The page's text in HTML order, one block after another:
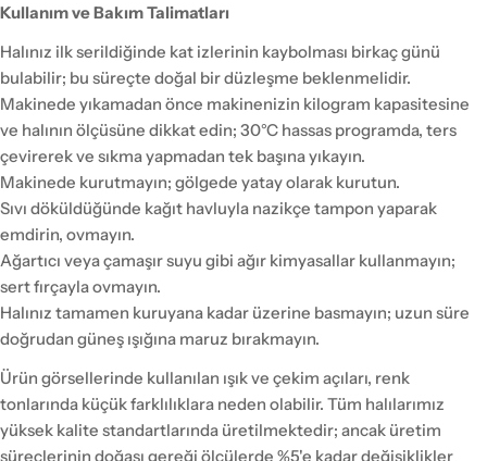
Kullanım ve Bakım Talimatları
Halınız ilk serildiğinde kat izlerinin kaybolması birkaç günü
bulabilir; bu süreçte doğal bir düzleşme beklenmelidir.
Makinede yıkamadan önce makinenizin kilogram kapasitesine
ve halının ölçüsüne dikkat edin; 30°C hassas programda, ters
çevirerek ve sıkma yapmadan tek başına yıkayın.
Makinede kurutmayın; gölgede yatay olarak kurutun.
Sıvı döküldüğünde kağıt havluyla nazikçe tampon yaparak
emdirin, ovmayın.
Ağartıcı veya çamaşır suyu gibi ağır kimyasallar kullanmayın;
sert fırçayla ovmayın.
Halınız tamamen kuruyana kadar üzerine basmayın; uzun süre
doğrudan güneş ışığına maruz bırakmayın.
Ürün görsellerinde kullanılan ışık ve çekim açıları, renk
tonlarında küçük farklılıklara neden olabilir. Tüm halılarımız
yüksek kalite standartlarında üretilmektedir; ancak üretim
süreçlerinin doğası gereği ölçülerde %5'e kadar değişiklikler